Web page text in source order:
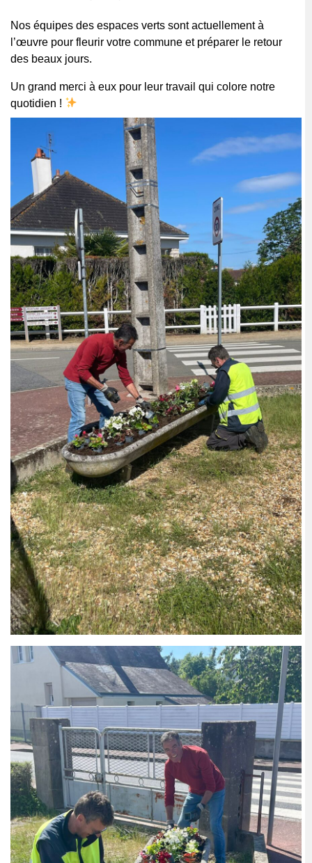
Nos équipes des espaces verts sont actuellement à
l’œuvre pour fleurir votre commune et préparer le retour
des beaux jours.
Un grand merci à eux pour leur travail qui colore notre
quotidien !